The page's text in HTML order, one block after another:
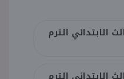
الابتدائي الترم